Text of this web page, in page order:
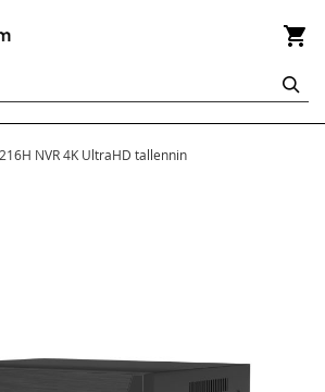
NVR 4K UltraHD tallennin